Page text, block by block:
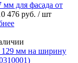
мм для фасада от
476 руб. / шт